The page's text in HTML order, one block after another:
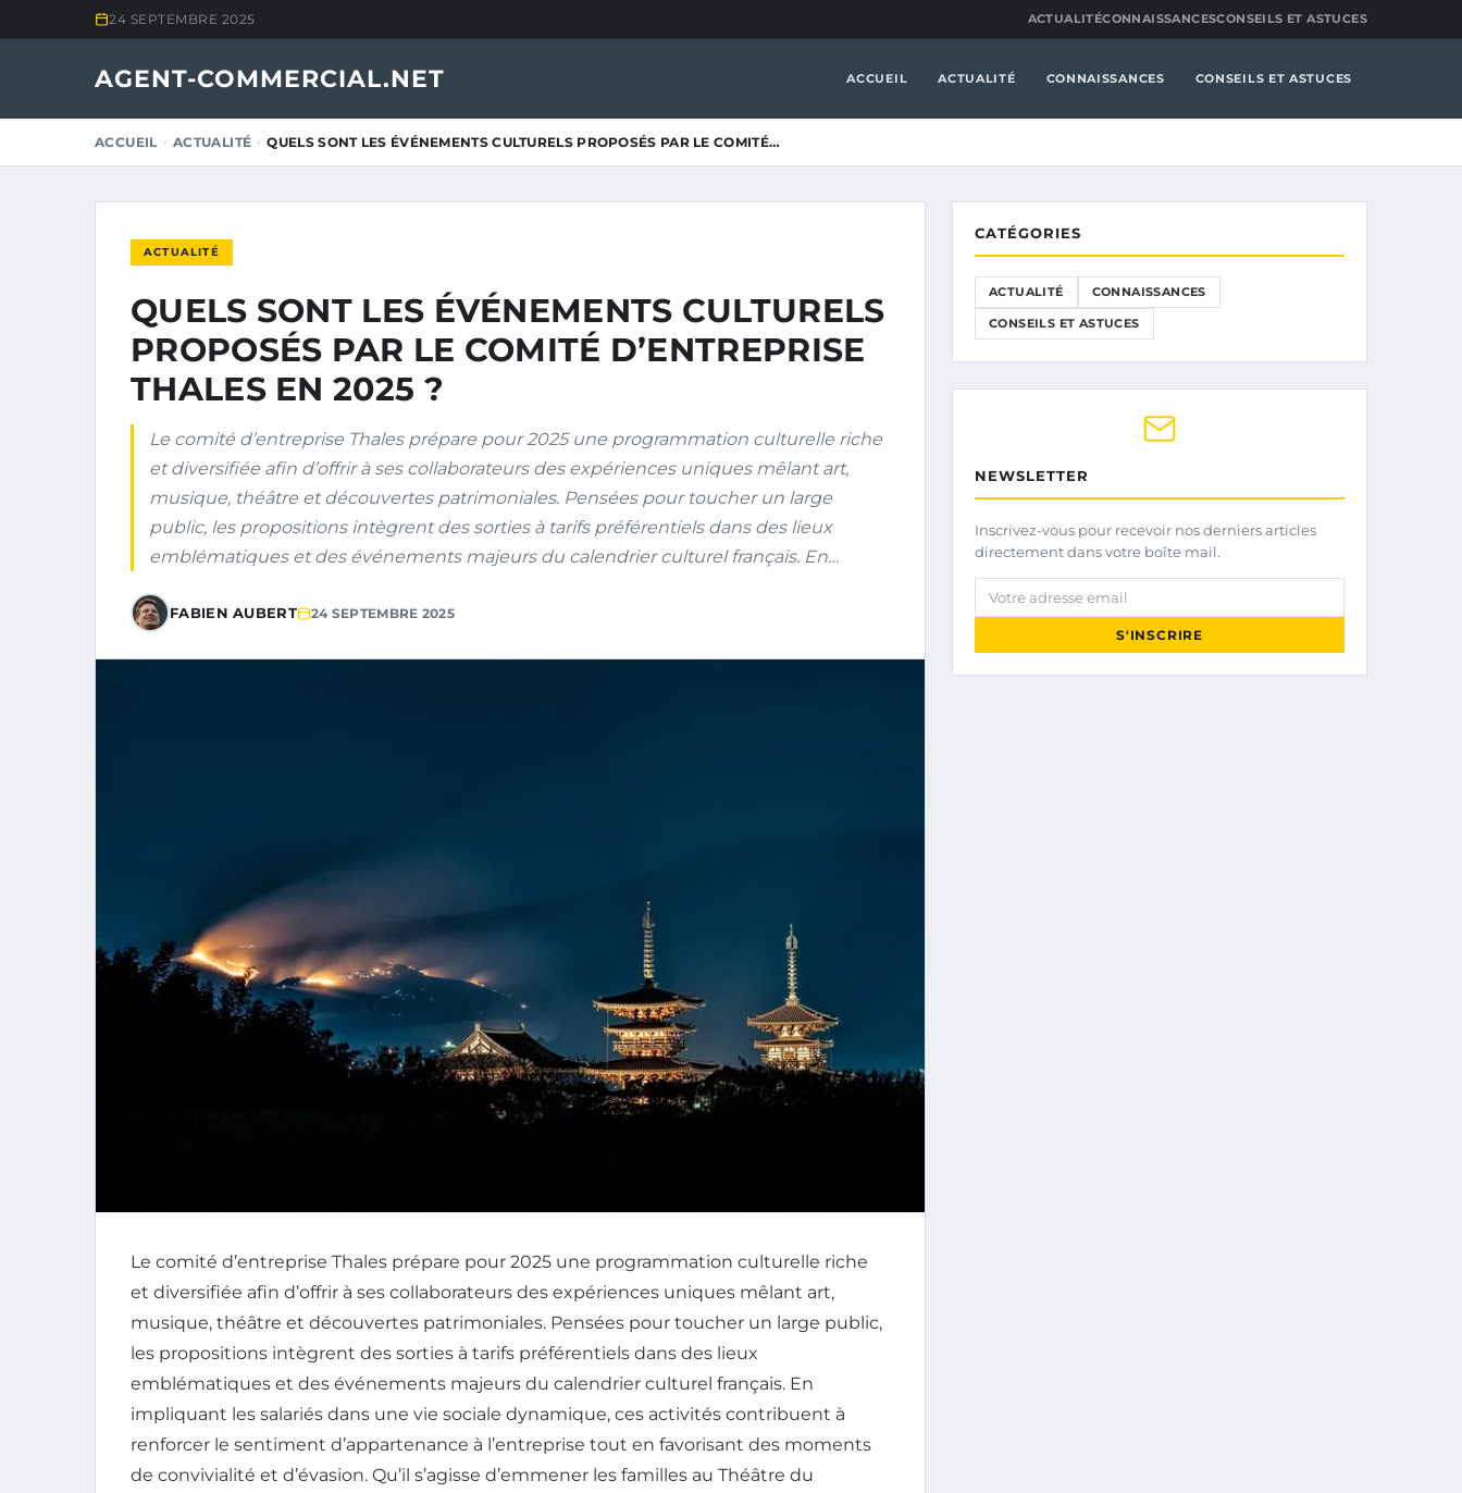
24 SEPTEMBRE 2025 ACTUALITÉCONNAISSANCESCONSEILS ET ASTUCES
AGENT-COMMERCIAL.NET ACCUEIL ACTUALITÉ CONNAISSANCES CONSEILS ET ASTUCES
ACCUEIL ACTUALITÉ QUELS SONT LES ÉVÉNEMENTS CULTURELS PROPOSÉS PAR LE COMITÉ…
ACTUALITÉ
QUELS SONT LES ÉVÉNEMENTS CULTURELS
PROPOSÉS PAR LE COMITÉ D’ENTREPRISE
THALES EN 2025 ?
Le comité d’entreprise Thales prépare pour 2025 une programmation culturelle riche
et diversifiée afin d’offrir à ses collaborateurs des expériences uniques mêlant art,
musique, théâtre et découvertes patrimoniales. Pensées pour toucher un large
public, les propositions intègrent des sorties à tarifs préférentiels dans des lieux
emblématiques et des événements majeurs du calendrier culturel français. En…
FABIEN AUBERT 24 SEPTEMBRE 2025
Le comité d’entreprise Thales prépare pour 2025 une programmation culturelle riche
et diversifiée afin d’offrir à ses collaborateurs des expériences uniques mêlant art,
musique, théâtre et découvertes patrimoniales. Pensées pour toucher un large public,
les propositions intègrent des sorties à tarifs préférentiels dans des lieux
emblématiques et des événements majeurs du calendrier culturel français. En
impliquant les salariés dans une vie sociale dynamique, ces activités contribuent à
renforcer le sentiment d’appartenance à l’entreprise tout en favorisant des moments
de convivialité et d’évasion. Qu’il s’agisse d’emmener les familles au Théâtre du
CATÉGORIES
ACTUALITÉ CONNAISSANCES
CONSEILS ET ASTUCES
NEWSLETTER
Inscrivez-vous pour recevoir nos derniers articles
directement dans votre boîte mail.
Votre adresse email
S'INSCRIRE